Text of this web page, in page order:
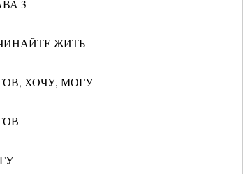
3
ЖИТЬ
ХОЧУ, МОГУ